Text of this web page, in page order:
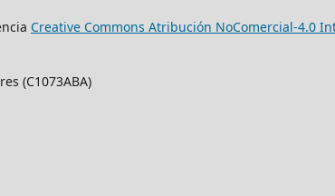
Creative Commons Atribución NoComercial-4.0
(C1073ABA)